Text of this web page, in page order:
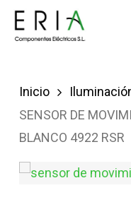
Saltar
Inicio
SENSOR DE
BLANCO 4922 RSR